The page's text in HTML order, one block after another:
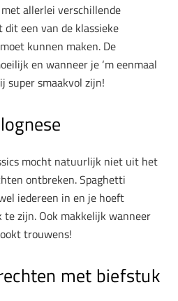
allerlei verschillende
een van de klassieke
kunnen maken. De
en wanneer je ‘m eenmaal
super smaakvol zijn!
mocht natuurlijk niet uit het
ontbreken. Spaghetti
iedereen in en je hoeft
zijn. Ook makkelijk wanneer
trouwens!
met biefstuk